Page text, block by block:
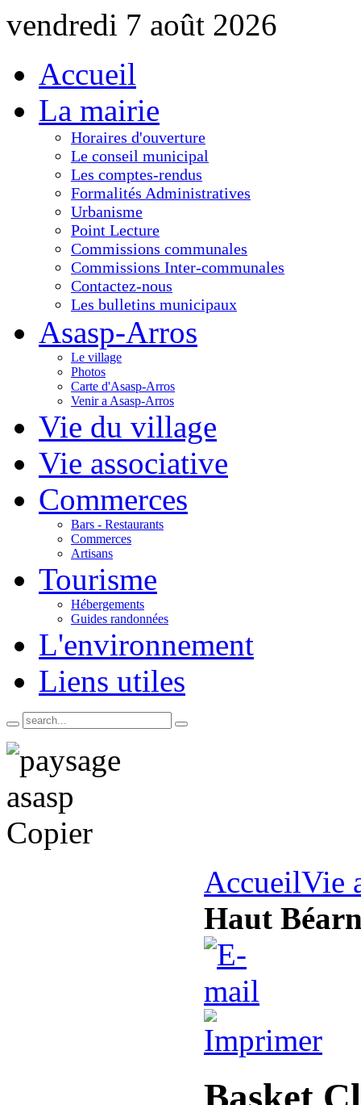
vendredi 7 août 2026
Accueil
La mairie
Horaires d'ouverture
Le conseil municipal
Les comptes-rendus
Formalités Administratives
Urbanisme
Point Lecture
Commissions communales
Commissions Inter-communales
Contactez-nous
Les bulletins municipaux
Asasp-Arros
Le village
Photos
Carte d'Asasp-Arros
Venir a Asasp-Arros
Vie du village
Vie associative
Commerces
Bars - Restaurants
Commerces
Artisans
Tourisme
Hébergements
Guides randonnées
L'environnement
Liens utiles
AccueilVie
Haut